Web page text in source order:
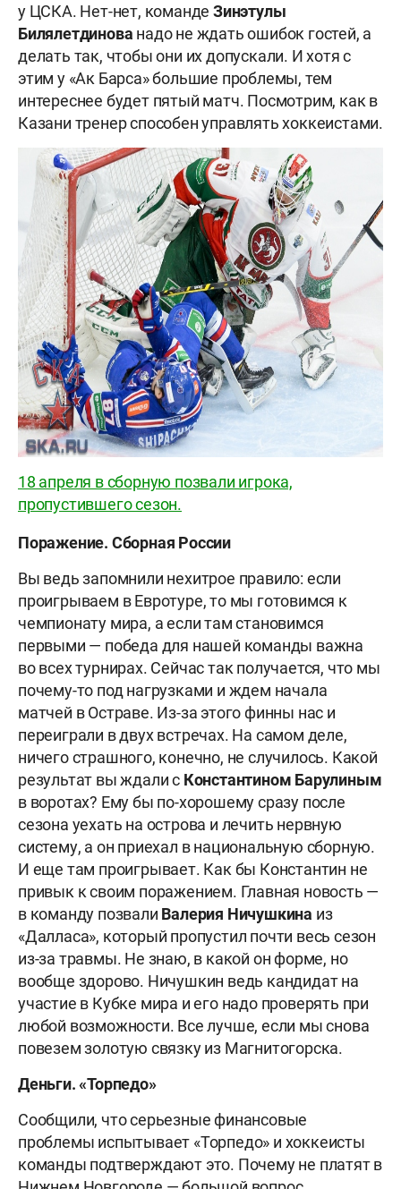
у ЦСКА. Нет-нет, командеЗинэтулы
Билялетдинова надо не ждать ошибок гостей, а
делать так, чтобы они их допускали. И хотя с
этим у «Ак Барса» большие проблемы, тем
интереснее будет пятый матч. Посмотрим, как в
Казани тренер способен управлять хоккеистами.
18 апреля в сборную позвали игрока,
пропустившего сезон.
Поражение. Сборная России
Вы ведь запомнили нехитрое правило: если
проигрываем в Евротуре, то мы готовимся к
чемпионату мира, а если там становимся
первыми — победа для нашей команды важна
во всех турнирах. Сейчас так получается, что мы
почему-то под нагрузками и ждем начала
матчей в Остраве. Из-за этого финны нас и
переиграли в двух встречах. На самом деле,
ничего страшного, конечно, не случилось. Какой
результат вы ждали с Константином Барулиным
в воротах? Ему бы по-хорошему сразу после
сезона уехать на острова и лечить нервную
систему, а он приехал в национальную сборную.
И еще там проигрывает. Как бы Константин не
привык к своим поражением. Главная новость —
в команду позвали Валерия Ничушкина из
«Далласа», который пропустил почти весь сезон
из-за травмы. Не знаю, в какой он форме, но
вообще здорово. Ничушкин ведь кандидат на
участие в Кубке мира и его надо проверять при
любой возможности. Все лучше, если мы снова
повезем золотую связку из Магнитогорска.
Деньги. «Торпедо»
Сообщили, что серьезные финансовые
проблемы испытывает «Торпедо» и хоккеисты
команды подтверждают это. Почему не платят в